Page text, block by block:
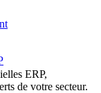
ERP,
de votre secteur.